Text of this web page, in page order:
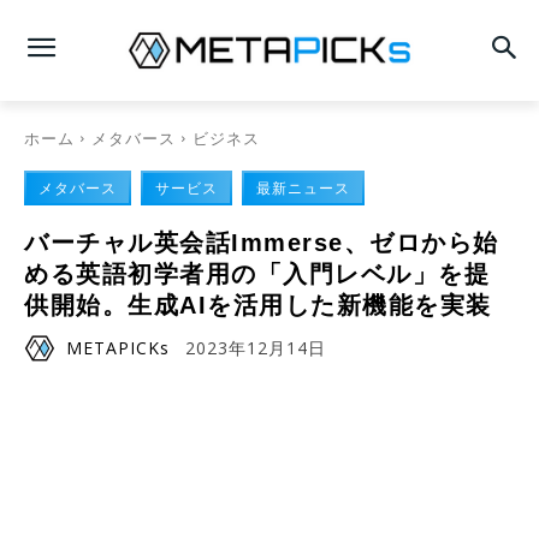
ホーム メタバース ビジネス
メタバース サービス 最新ニュース
バーチャル英会話Immerse、ゼロから始
める英語初学者用の「入門レベル」を提
供開始。生成AIを活用した新機能を実装
METAPICKs 2023年12月14日